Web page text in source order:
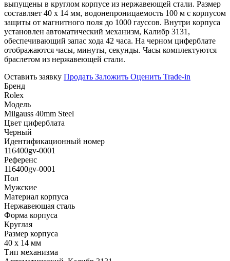
выпущены в круглом корпусе из нержавеющей стали. Размер
составляет 40 х 14 мм, водонепроницаемость 100 м с корпусом
защиты от магнитного поля до 1000 гауссов. Внутри корпуса
установлен автоматический механизм, Калибр 3131,
обеспечивающий запас хода 42 часа. На черном циферблате
отображаются часы, минуты, секунды. Часы комплектуются
браслетом из нержавеющей стали.
Оставить заявку Продать Заложить Оценить Trade-in
Бренд
Rolex
Модель
Milgauss 40mm Steel
Цвет циферблата
Черный
Идентификационный номер
116400gv-0001
Референс
116400gv-0001
Пол
Мужские
Материал корпуса
Нержавеющая сталь
Форма корпуса
Круглая
Размер корпуса
40 x 14 мм
Тип механизма